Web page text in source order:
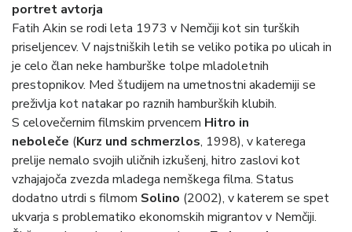
portret avtorja
Fatih Akin se rodi leta 1973 v Nemčiji kot sin turških
priseljencev. V najstniških letih se veliko potika po ulicah in
je celo član neke hamburške tolpe mladoletnih
prestopnikov. Med študijem na umetnostni akademiji se
preživlja kot natakar po raznih hamburških klubih.
S celovečernim filmskim prvencem Hitro in
neboleče (Kurz und schmerzlos, 1998), v katerega
prelije nemalo svojih uličnih izkušenj, hitro zaslovi kot
vzhajajoča zvezda mladega nemškega filma. Status
dodatno utrdi s filmom Solino (2002), v katerem se spet
ukvarja s problematiko ekonomskih migrantov v Nemčiji.